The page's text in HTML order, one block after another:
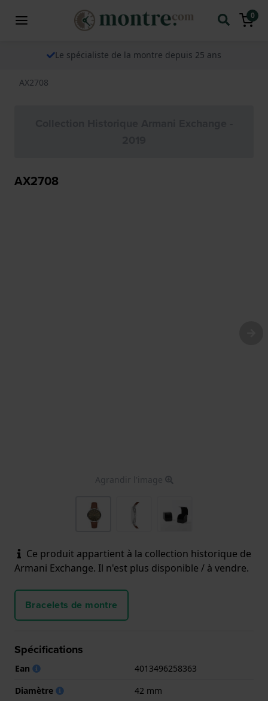
0
Le spécialiste de la montre depuis 25 ans
AX2708
AX2708
Agrandir l'image
Ce produit appartient à la collection historique de
Armani Exchange. Il n'est plus disponible / à vendre.
Bracelets de montre
Spécifications
Ean
4013496258363
Diamètre
42 mm